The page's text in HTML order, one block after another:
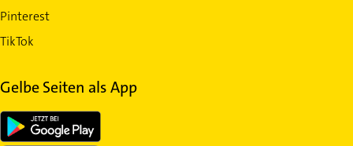
Pinterest
TikTok
Gelbe Seiten als App